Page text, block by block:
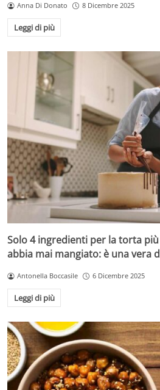
Anna Di Donato 8 Dicembre 2025
Leggi di più
Solo 4 ingredienti per la torta
abbia mai mangiato: è una vera
Antonella Boccasile 6 Dicembre 2025
Leggi di più